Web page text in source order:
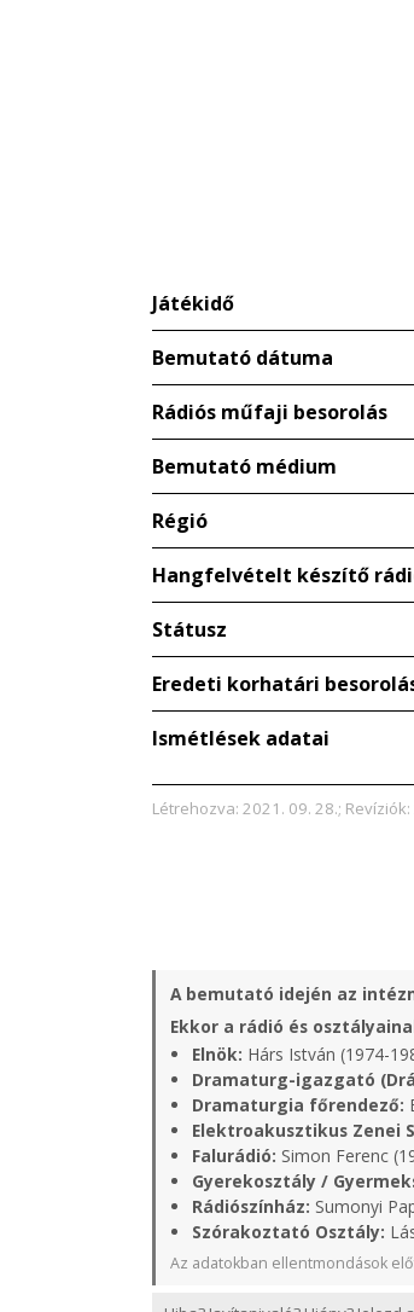
Játékidő
Bemutató dátuma
Rádiós műfaji besorolás
Bemutató médium
Régió
Hangfelvételt készítő
Státusz
Eredeti korhatári
Ismétlések adatai
Létrehozva: 2021. 09. 28.;
A bemutató idején az
Ekkor a rádió és
Elnök: Hárs István (1974-
Dramaturg-igazgató
Dramaturgia főrendező:
Elektroakusztikus Zenei
Falurádió: Simon Ferenc
Gyerekosztály /
Rádiószínház: Sumonyi
Szórakoztató Osztály:
Az adatokban ellentmondások